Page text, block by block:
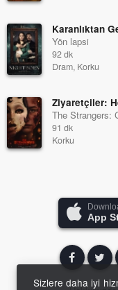
Karanlıktan
Yön lapsi
92 dk
Dram, Korku
Ziyaretçiler:
The Strangers:
91 dk
Korku
App
Sizlere daha iyi